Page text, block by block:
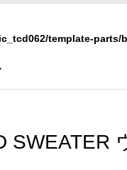
template-parts/